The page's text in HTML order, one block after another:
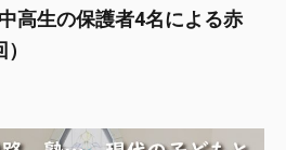
高生の保護者4名による赤